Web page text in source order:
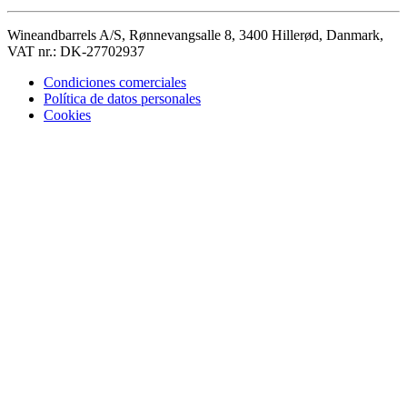
Wineandbarrels A/S, Rønnevangsalle 8, 3400 Hillerød, Danmark,
VAT nr.: DK-27702937
Condiciones comerciales
Política de datos personales
Cookies